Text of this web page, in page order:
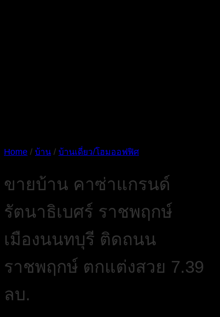
Home / บ้าน / บ้านเดี่ยว/โฮมออฟฟิศ
ขายบ้าน คาซ่าแกรนด์
รัตนาธิเบศร์ ราชพฤกษ์
เมืองนนทบุรี ติดถนน
ราชพฤกษ์ ตกแต่งสวย 7.39
ลบ.